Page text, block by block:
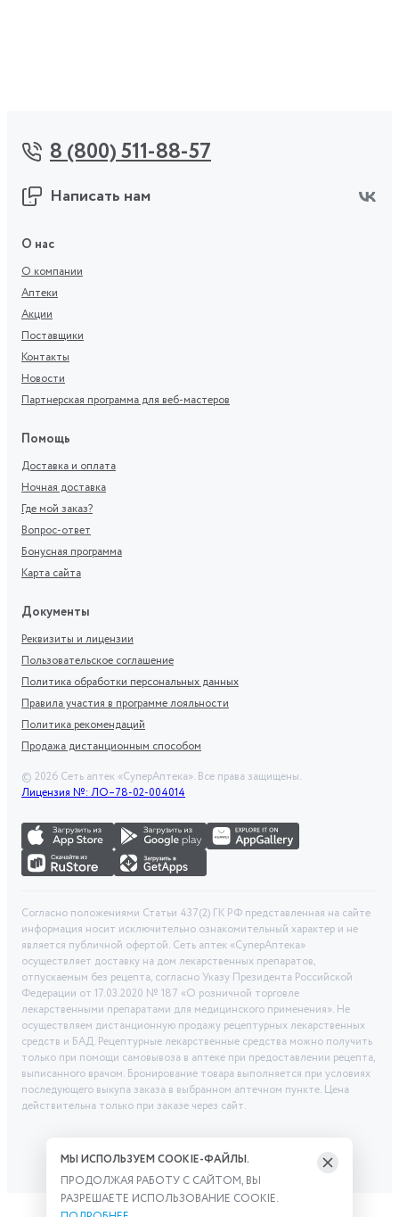
8 (800) 511-88-57
Написать нам
О нас
О компании
Аптеки
Акции
Поставщики
Контакты
Новости
Партнерская программа для веб-мастеров
Помощь
Доставка и оплата
Ночная доставка
Где мой заказ?
Вопрос-ответ
Бонусная программа
Карта сайта
Документы
Реквизиты и лицензии
Пользовательское соглашение
Политика обработки персональных данных
Правила участия в программе лояльности
Политика рекомендаций
Продажа дистанционным способом
© 2026 Сеть аптек «СуперАптека». Все права защищены.
Лицензия №: ЛО–78-02-004014
Согласно положениями Статьи 437(2) ГК РФ представленная на сайте
информация носит исключительно ознакомительный характер и не
является публичной офертой. Сеть аптек «СуперАптека»
осуществляет доставку на дом лекарственных препаратов,
отпускаемым без рецепта, согласно Указу Президента Российской
Федерации от 17.03.2020 № 187 «О розничной торговле
лекарственными препаратами для медицинского применения». Не
осуществляем дистанционную продажу рецептурных лекарственных
средств и БАД. Рецептурные лекарственные средства можно получить
только при помощи самовывоза в аптеке при предоставлении рецепта,
выписанного врачом. Бронирование товара выполняется при условиях
последующего выкупа заказа в выбранном аптечном пункте. Цена
действительна только при заказе через сайт.
МЫ ИСПОЛЬЗУЕМ COOKIE-ФАЙЛЫ.
ПРОДОЛЖАЯ РАБОТУ С САЙТОМ, ВЫ
РАЗРЕШАЕТЕ ИСПОЛЬЗОВАНИЕ COOKIE.